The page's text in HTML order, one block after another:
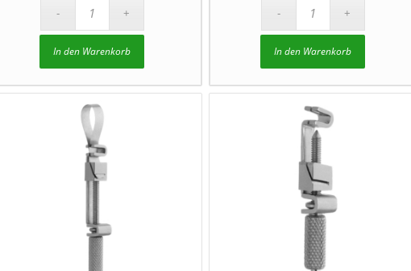
In den Warenkorb In den Warenkorb